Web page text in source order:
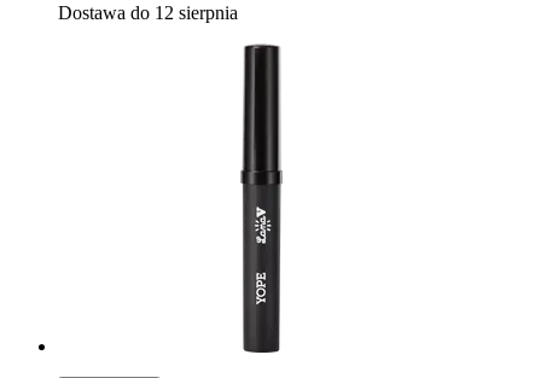
Dostawa do 12 sierpnia